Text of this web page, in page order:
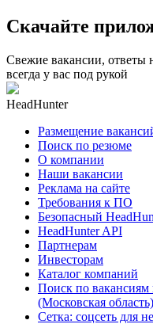
Скачайте
Свежие вакансии, ответы
всегда у вас под рукой
HeadHunter
Размещение
Поиск по резюме
О компании
Наши вакансии
Реклама на сайте
Требования к ПО
Безопасный
HeadHunter API
Партнерам
Инвесторам
Каталог компаний
Поиск по
(Московская область)
Сетка: соцсеть для